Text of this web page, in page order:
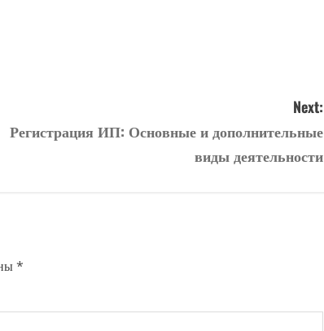
Next:
Регистрация ИП: Основные и дополнительные
виды деятельности
*